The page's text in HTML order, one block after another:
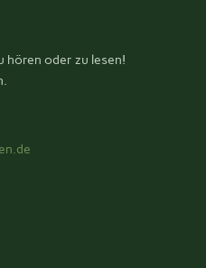
hören oder zu lesen!